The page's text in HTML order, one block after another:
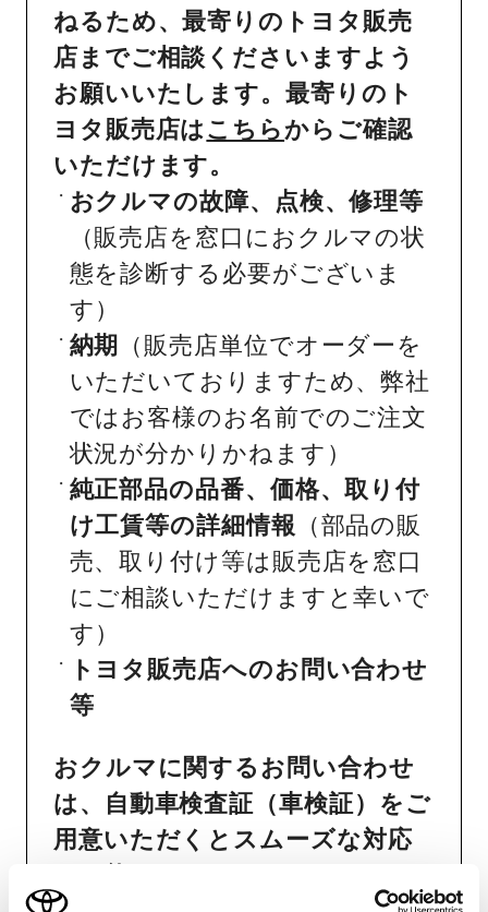
ねるため、最寄りのトヨタ販売
店までご相談くださいますよう
お願いいたします。最寄りのト
ヨタ販売店はこちら からご確認
いただけます。
おクルマの故障、点検、修理等
（販売店を窓口におクルマの状
態を診断する必要がございま
す）
納期
（販売店単位でオーダーを
いただいておりますため、弊社
ではお客様のお名前でのご注文
状況が分かりかねます）
純正部品の品番、価格、取り付
け工賃等の詳細情報 （部品の販
売、取り付け等は販売店を窓口
にご相談いただけますと幸いで
す）
トヨタ販売店へのお問い合わせ
等
おクルマに関するお問い合わせ
は、自動車検査証（車検証）をご
用意いただくとスムーズな対応